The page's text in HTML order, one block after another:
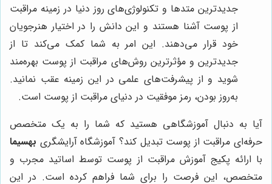
جدیدترین متدها و تکنولوژی‌های روز دنیا در زمینه مراقبت
از پوست آشنا هستند و این دانش را در اختیار هنرجویان
خود قرار می‌دهند. این امر به شما کمک می‌کند تا از
جدیدترین و مؤثرترین روش‌های مراقبت از پوست بهره‌مند
شوید و از پیشرفت‌های علمی در این زمینه عقب نمانید.
به‌روز بودن، رمز موفقیت در دنیای مراقبت از پوست است.
آیا به دنبال آموزشگاهی هستید که شما را به یک متخصص
حرفه‌ای مراقبت از پوست تبدیل کند؟ آموزشگاه آرایشگری بهسیما
با ارائه پکیج آموزش مراقبت از پوست توسط اساتید مجرب و
متخصص، این فرصت را برای شما فراهم کرده است. در این